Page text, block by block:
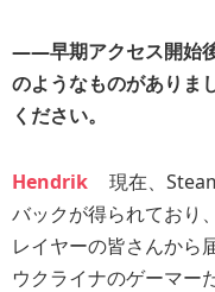
――早期アクセス開始
のようなものがありま
ください。
Hendrik
現在、
バックが得られており
レイヤーの皆さんから
ウクライナのゲーマー